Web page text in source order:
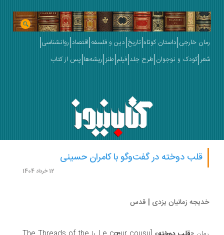
خارجی داستان کوتاه تاریخ دین و فلسفه اقتصاد روانشناسی
کودک و نوجوان طرح جلد فیلم طنز ریشه‌ها پس از کتاب
قلب دوخته در گفت‌وگو با کامران حسینی
زمانیان یزدی | قدس